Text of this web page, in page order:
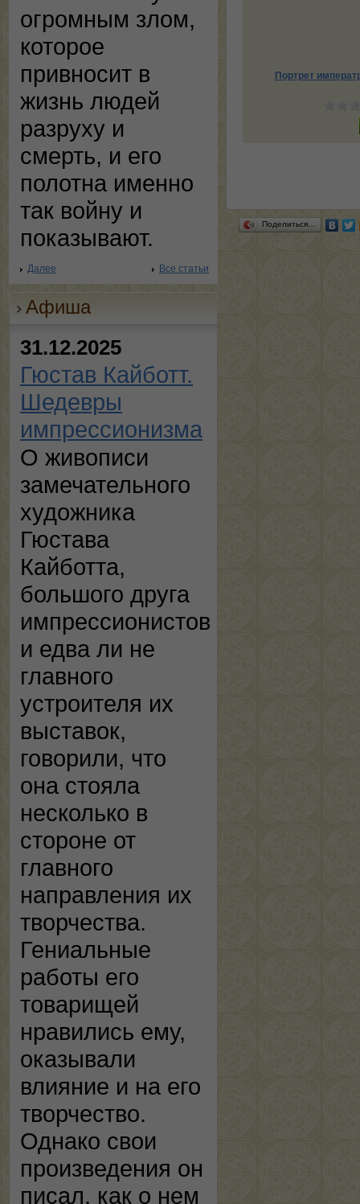
огромным злом,
которое
привносит в
жизнь людей
разруху и
смерть, и его
полотна именно
так войну и
показывают.
Далее Все статьи
Афиша
31.12.2025
Гюстав Кайботт.
Шедевры
импрессионизма
О живописи
замечательного
художника
Гюстава
Кайботта,
большого друга
импрессионистов
и едва ли не
главного
устроителя их
выставок,
говорили, что
она стояла
несколько в
стороне от
главного
направления их
творчества.
Гениальные
работы его
товарищей
нравились ему,
оказывали
влияние и на его
творчество.
Однако свои
произведения он
писал, как о нем
Портрет
Поделиться…